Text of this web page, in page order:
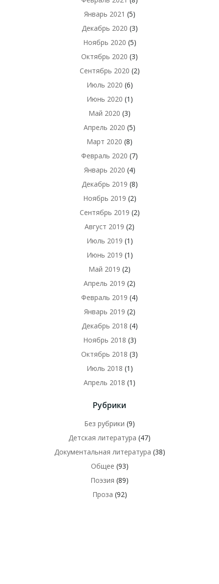
Январь 2021 (5)
Декабрь 2020 (3)
Ноябрь 2020 (5)
Октябрь 2020 (3)
Сентябрь 2020 (2)
Июль 2020 (6)
Июнь 2020 (1)
Май 2020 (3)
Апрель 2020 (5)
Март 2020 (8)
Февраль 2020 (7)
Январь 2020 (4)
Декабрь 2019 (8)
Ноябрь 2019 (2)
Сентябрь 2019 (2)
Август 2019 (2)
Июль 2019 (1)
Июнь 2019 (1)
Май 2019 (2)
Апрель 2019 (2)
Февраль 2019 (4)
Январь 2019 (2)
Декабрь 2018 (4)
Ноябрь 2018 (3)
Октябрь 2018 (3)
Июль 2018 (1)
Апрель 2018 (1)
Рубрики
Без рубрики (9)
Детская литература (47)
Документальная литература (38)
Общее (93)
Поэзия (89)
Проза (92)